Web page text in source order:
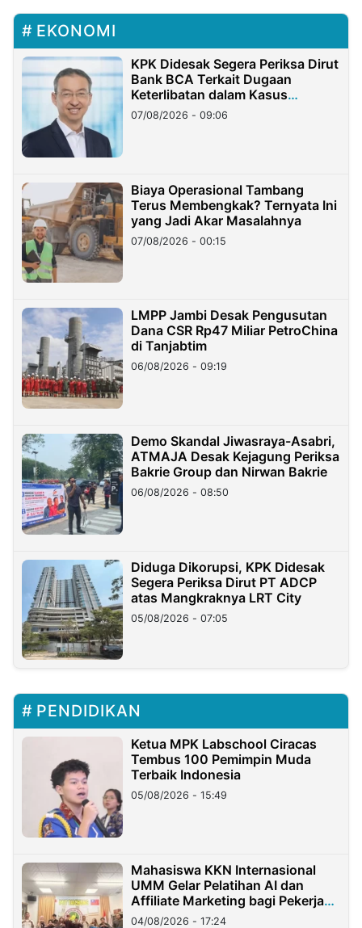
EKONOMI
KPK Didesak Segera Periksa Dirut
Bank BCA Terkait Dugaan
Keterlibatan dalam Kasus
Hilangnya Dana Nasabah Rp2,58
Miliar
07/08/2026 - 09:06
Biaya Operasional Tambang
Terus Membengkak? Ternyata Ini
yang Jadi Akar Masalahnya
07/08/2026 - 00:15
LMPP Jambi Desak Pengusutan
Dana CSR Rp47 Miliar PetroChina
di Tanjabtim
06/08/2026 - 09:19
Demo Skandal Jiwasraya-Asabri,
ATMAJA Desak Kejagung Periksa
Bakrie Group dan Nirwan Bakrie
06/08/2026 - 08:50
Diduga Dikorupsi, KPK Didesak
Segera Periksa Dirut PT ADCP
atas Mangkraknya LRT City
05/08/2026 - 07:05
PENDIDIKAN
Ketua MPK Labschool Ciracas
Tembus 100 Pemimpin Muda
Terbaik Indonesia
05/08/2026 - 15:49
Mahasiswa KKN Internasional
UMM Gelar Pelatihan AI dan
Affiliate Marketing bagi Pekerja
Migran Indonesia di Taiwan
04/08/2026 - 17:24